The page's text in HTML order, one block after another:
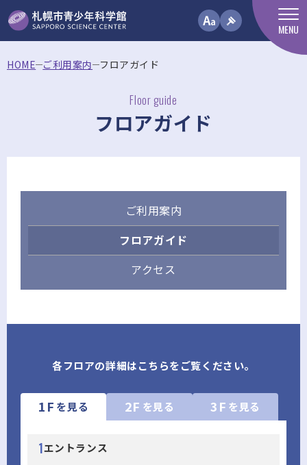
MENU
HOME ご利用案内 フロアガイド
Floor guide
フロアガイド
ご利用案内
フロアガイド
アクセス
各フロアの詳細はこちらをご覧ください。
1F を見る 2F を見る 3F を見る
1エントランス